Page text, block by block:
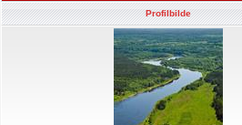
Profilbilde